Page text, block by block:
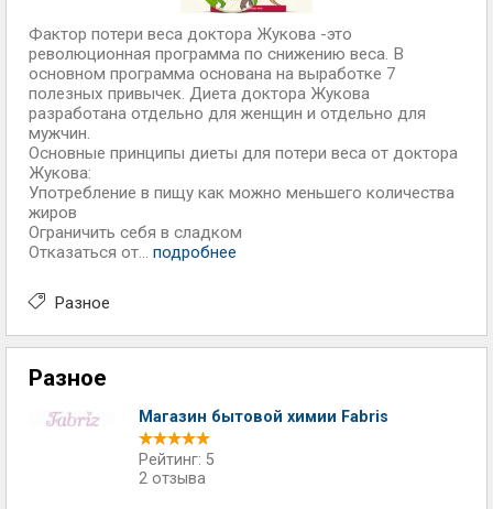
Фактор потери веса доктора Жукова -это
революционная программа по снижению веса. В
основном программа основана на выработке 7
полезных привычек. Диета доктора Жукова
разработана отдельно для женщин и отдельно для
мужчин.
Основные принципы диеты для потери веса от доктора
Жукова:
Употребление в пищу как можно меньшего количества
жиров
Ограничить себя в сладком
Отказаться от... подробнее
Разное
Разное
Магазин бытовой химии Fabris
Рейтинг: 5
2 отзыва